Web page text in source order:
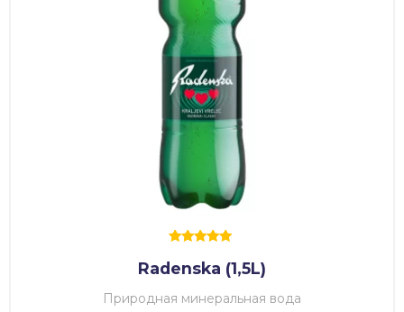
5.00
из 5
Radenska (1,5L)
Природная минеральная вода